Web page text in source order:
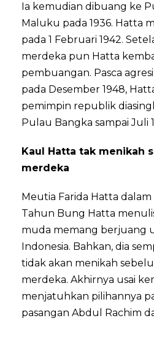
Ia kemudian dibuang ke
Maluku pada 1936. Hatta
pada 1 Februari 1942.
merdeka pun Hatta
pembuangan. Pasca
pada Desember 1948,
pemimpin republik
Pulau Bangka sampai Juli
Kaul Hatta tak menikah
merdeka
Meutia Farida Hatta
Tahun Bung Hatta
muda memang berjuang
Indonesia. Bahkan, dia
tidak akan menikah
merdeka. Akhirnya usai
menjatuhkan pilihannya
pasangan Abdul Rachim